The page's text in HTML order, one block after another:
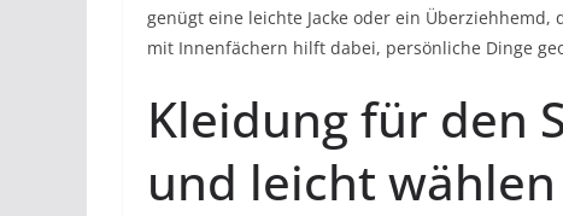
genügt eine leichte Jacke oder ein
mit Innenfächern hilft dabei, persönliche Dinge
Kleidung für den
und leicht wählen